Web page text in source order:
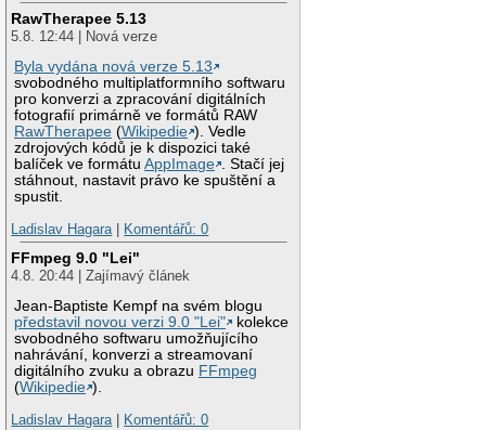
RawTherapee 5.13
5.8. 12:44 | Nová verze
Byla vydána nová verze 5.13
svobodného multiplatformního softwaru
pro konverzi a zpracování digitálních
fotografií primárně ve formátů RAW
RawTherapee (Wikipedie ). Vedle
zdrojových kódů je k dispozici také
balíček ve formátuAppImage . Stačí jej
stáhnout, nastavit právo ke spuštění a
spustit.
Ladislav Hagara| Komentářů: 0
FFmpeg 9.0 "Lei"
4.8. 20:44 | Zajímavý článek
Jean-Baptiste Kempf na svém blogu
představil novou verzi 9.0 "Lei"
kolekce
svobodného softwaru umožňujícího
nahrávání, konverzi a streamovaní
digitálního zvuku a obrazu FFmpeg
(Wikipedie ).
Ladislav Hagara| Komentářů: 0